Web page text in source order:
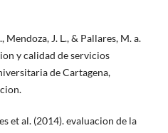
Mendoza, J. L., & Pallares, M. a.
y calidad de servicios
de Cartagena,
et al. (2014). evaluacion de la